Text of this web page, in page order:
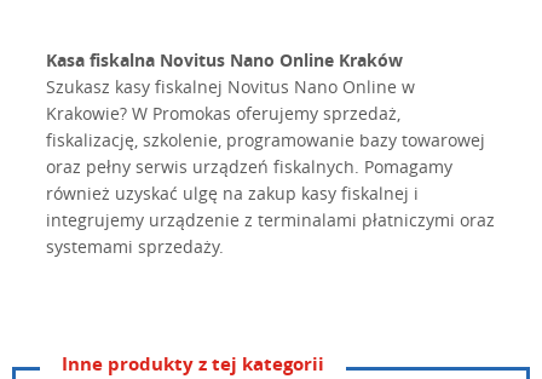
Kasa fiskalna Novitus Nano Online Kraków
Szukasz kasy fiskalnej Novitus Nano Online w
Krakowie? W Promokas oferujemy sprzedaż,
fiskalizację, szkolenie, programowanie bazy towarowej
oraz pełny serwis urządzeń fiskalnych. Pomagamy
również uzyskać ulgę na zakup kasy fiskalnej i
integrujemy urządzenie z terminalami płatniczymi oraz
systemami sprzedaży.
Nazwa:NANO ONLINE
Inne produkty z tej kategorii